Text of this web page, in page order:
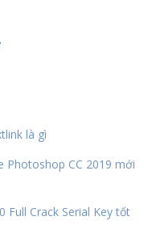
là gì
Photoshop CC 2019 mới
Full Crack Serial Key tốt